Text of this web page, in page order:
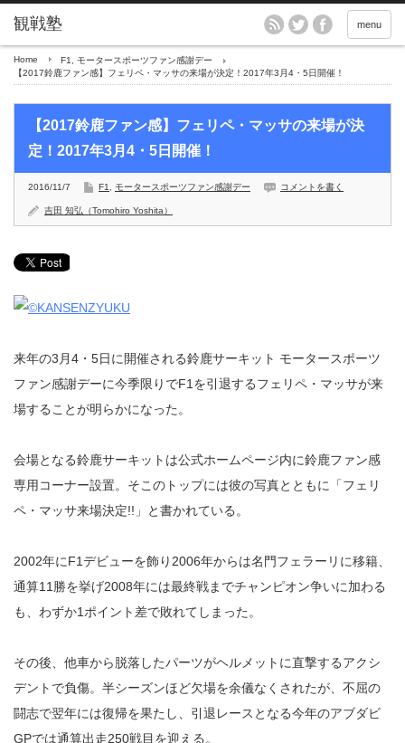
menu
Home F1
モータースポーツファン感謝デー
【2017鈴鹿ファン感】フェリペ・マッサの来場が決定！2017年3月4・5日開催！
【2017鈴鹿ファン感】フェリペ・マッサの来場が決
定！2017年3月4・5日開催！
2016/11/7 F1 モータースポーツファン感謝デー コメントを書く
吉田 知弘（Tomohiro Yoshita）
来年の3月4・5日に開催される鈴鹿サーキット モータースポーツ
ファン感謝デーに今季限りでF1を引退するフェリペ・マッサが来
場することが明らかになった。
会場となる鈴鹿サーキットは公式ホームページ内に鈴鹿ファン感
専用コーナー設置。そこのトップには彼の写真とともに「フェリ
ペ・マッサ来場決定!!」と書かれている。
2002年にF1デビューを飾り2006年からは名門フェラーリに移籍、
通算11勝を挙げ2008年には最終戦までチャンピオン争いに加わる
も、わずか1ポイント差で敗れてしまった。
その後、他車から脱落したパーツがヘルメットに直撃するアクシ
デントで負傷。半シーズンほど欠場を余儀なくされたが、不屈の
闘志で翌年には復帰を果たし、引退レースとなる今年のアブダビ
GPでは通算出走250戦目を迎える。